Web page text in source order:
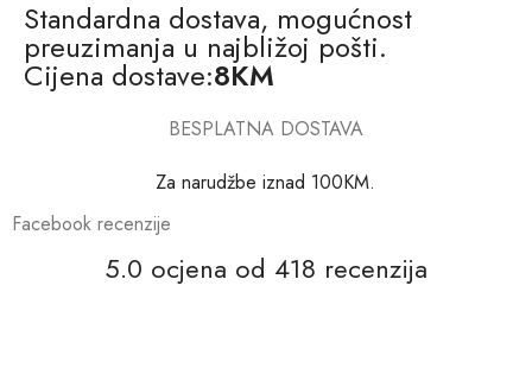
Standardna dostava, mogućnost
preuzimanja u najbližoj pošti.
Cijena dostave:8KM
BESPLATNA DOSTAVA
Za narudžbe iznad 100KM.
Facebook recenzije
5.0 ocjena od 418 recenzija